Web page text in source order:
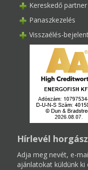
Kereskedő
Panaszkezelés
Visszaélés-
Hírlevél
Adja meg nevét, e-
ajánlatokat küldünk